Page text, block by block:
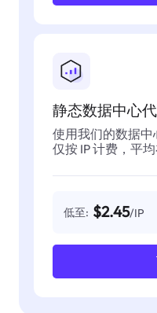
静态数据中心
使用我们的数据中
仅按 IP 计费，平均
低至: $2.45/IP